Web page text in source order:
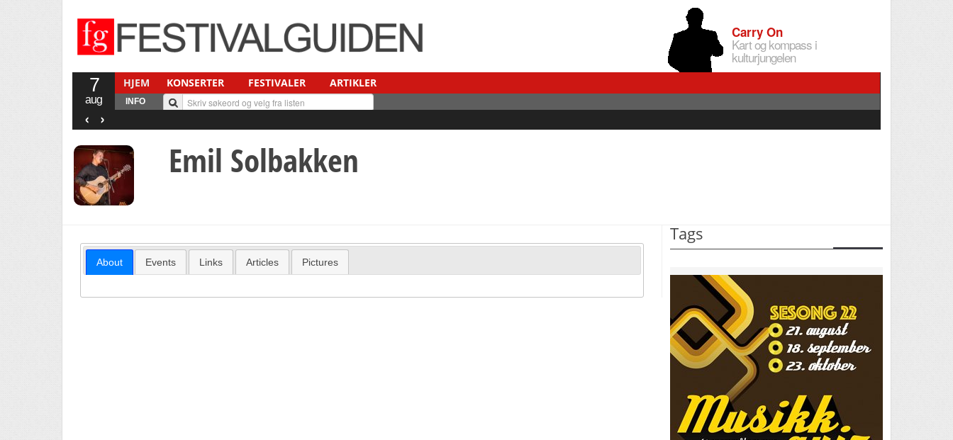
Carry On
Kart og kompass i
kulturjungelen
7
aug
HJEM KONSERTER FESTIVALER ARTIKLER
INFO
‹ ›
Emil Solbakken
About Events Links Articles Pictures
Tags